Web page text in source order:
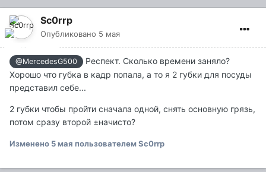
Sc0rrp
Опубликовано 5 мая
@MercedesG500
Респект. Сколько времени заняло?
Хорошо что губка в кадр попала, а то я 2 губки для посуды
представил себе...
2 губки чтобы пройти сначала одной, снять основную грязь,
потом сразу второй ±начисто?
Изменено 5 мая пользователем Sc0rrp